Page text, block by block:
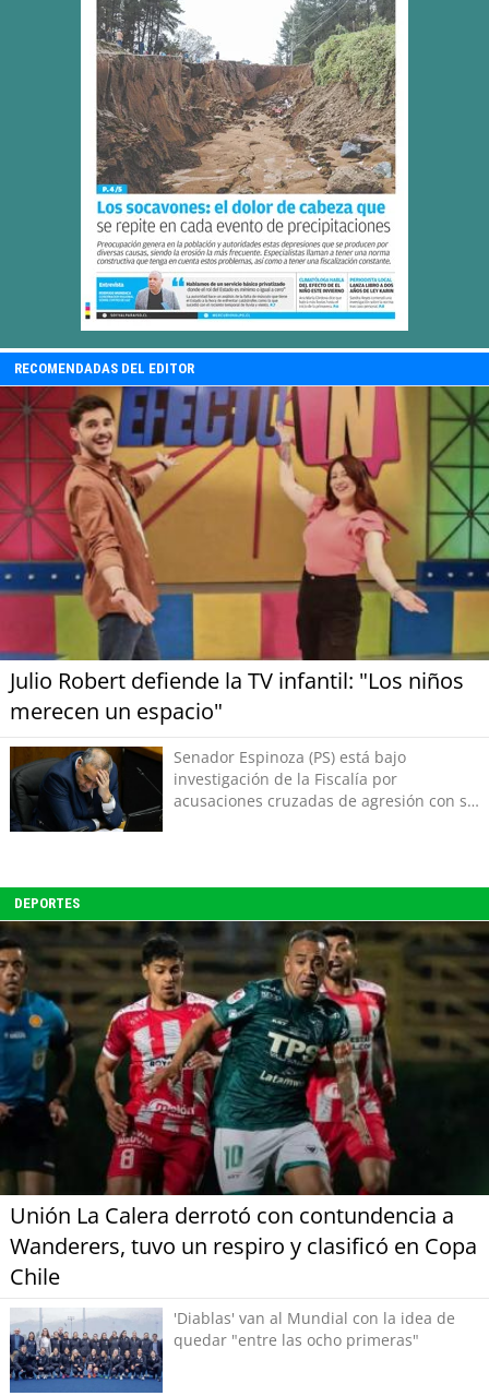
RECOMENDADAS DEL EDITOR
Julio Robert defiende la TV infantil: "Los niños
merecen un espacio"
Senador Espinoza (PS) está bajo
investigación de la Fiscalía por
acusaciones cruzadas de agresión con su
DEPORTES
Unión La Calera derrotó con contundencia a
Wanderers, tuvo un respiro y clasificó en Copa
Chile
'Diablas' van al Mundial con la idea de
quedar "entre las ocho primeras"